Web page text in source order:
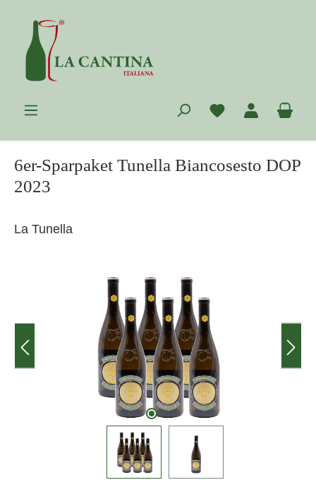
Zum Hauptinhalt springen
Du hast 0
6er-Sparpaket Tunella Biancosesto DOP
2023
La Tunella
Bildergalerie überspringen